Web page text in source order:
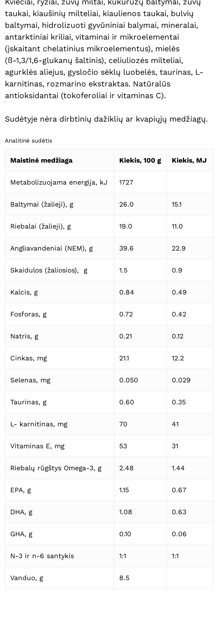
Krepšelyje nėra produktų.
Eiti Į Parduotuvę
taukai, kiaušinių milteliai, kiaulienos taukai, bulvių
baltymai, hidrolizuoti gyvūniniai balymai, mineralai,
antarktiniai kriliai, vitaminai ir mikroelementai
(įskaitant chelatinius mikroelementus), mielės
(ß-1,3/1,6-glukanų šaltinis), celiuliozės milteliai,
agurklės aliejus, gysločio sėklų luobelės, taurinas, L-
karnitinas, rozmarino ekstraktas. Natūralūs
antioksidantai (tokoferoliai ir vitaminas C).
Sudėtyje nėra dirbtinių dažiklių ar kvapiųjų medžiagų.
Analitinė sudėtis
Maistinė medžiaga Kiekis, 100 g Kiekis, MJ
Metabolizuojama energija, kJ 1727
Baltymai (žalieji), g 26.0 15.1
Riebalai (žalieji), g 19.0 11.0
Angliavandeniai (NEM), g 39.6 22.9
Skaidulos (žaliosios), g 1.5 0.9
Kalcis, g 0.84 0.49
Fosforas, g 0.72 0.42
Natris, g 0.21 0.12
Cinkas, mg 21.1 12.2
Selenas, mg 0.050 0.029
Taurinas, g 0.60 0.35
L- karnitinas, mg 70 41
Vitaminas E, mg 53 31
Riebalų rūgštys Omega-3, g 2.48 1.44
EPA, g 1.15 0.67
DHA, g 1.08 0.63
GHA, g 0.10 0.06
N-3 ir n-6 santykis 1:1 1:1
Vanduo, g 8.5